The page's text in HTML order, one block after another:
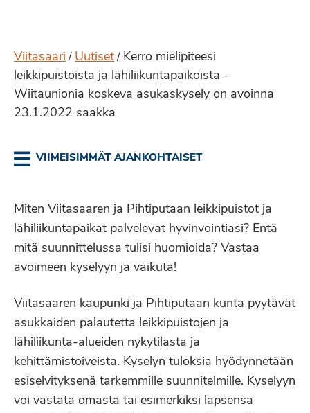
Viitasaari / Uutiset / Kerro mielipiteesi
leikkipuistoista ja lähiliikuntapaikoista -
Wiitaunionia koskeva asukaskysely on avoinna
23.1.2022 saakka
VIIMEISIMMÄT AJANKOHTAISET
Miten Viitasaaren ja Pihtiputaan leikkipuistot ja
lähiliikuntapaikat palvelevat hyvinvointiasi? Entä
mitä suunnittelussa tulisi huomioida? Vastaa
avoimeen kyselyyn ja vaikuta!
Viitasaaren kaupunki ja Pihtiputaan kunta pyytävät
asukkaiden palautetta leikkipuistojen ja
lähiliikunta-alueiden nykytilasta ja
kehittämistoiveista. Kyselyn tuloksia hyödynnetään
esiselvityksenä tarkemmille suunnitelmille. Kyselyyn
voi vastata omasta tai esimerkiksi lapsensa